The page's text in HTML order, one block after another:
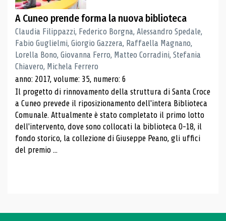
A Cuneo prende forma la nuova biblioteca
Claudia Filippazzi, Federico Borgna, Alessandro Spedale,
Fabio Guglielmi, Giorgio Gazzera, Raffaella Magnano,
Lorella Bono, Giovanna Ferro, Matteo Corradini, Stefania
Chiavero, Michela Ferrero
anno: 2017, volume: 35, numero: 6
Il progetto di rinnovamento della struttura di Santa Croce
a Cuneo prevede il riposizionamento dell'intera Biblioteca
Comunale. Attualmente è stato completato il primo lotto
dell'intervento, dove sono collocati la biblioteca 0-18, il
fondo storico, la collezione di Giuseppe Peano, gli uffici
del premio ...